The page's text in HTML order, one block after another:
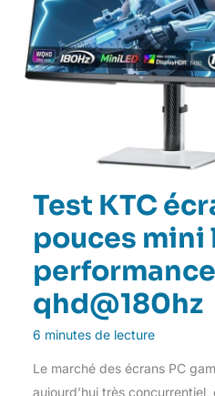
Test KTC
pouces mini
qhd@180hz
6 minutes de lecture
Le marché des écrans PC
aujourd’hui très